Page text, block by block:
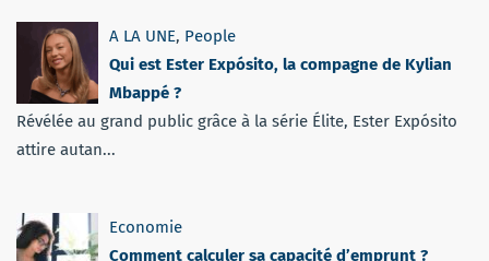
A LA UNE, People
Qui est Ester Expósito, la compagne de Kylian
Mbappé ?
Révélée au grand public grâce à la série Élite, Ester Expósito
attire autan...
Economie
Comment calculer sa capacité d’emprunt ?